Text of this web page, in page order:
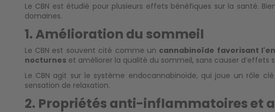
Le CBN est étudié pour plusieurs effets bénéfiques sur la santé.
domaines.
1. Amélioration du sommeil
Le CBN est souvent cité comme un cannabinoïde favorisant
nocturneset améliorer la qualité du sommeil, sans causer d’effets
Le CBN agit sur le système endocannabinoïde, qui joue un rôle
sensation de relaxation.
2. Propriétés anti-inflammatoires et